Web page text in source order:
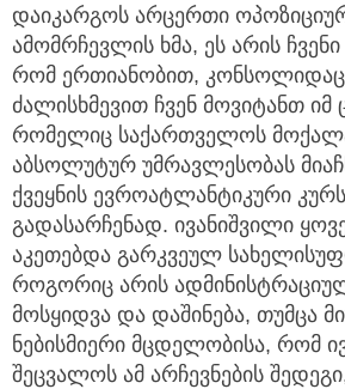
დაიკარგოს არცერთი
ამომრჩევლის ხმა, ეს არის
რომ ერთიანობით,
ძალისხმევით ჩვენ მოვიტანთ
რომელიც საქართველოს
აბსოლუტურ უმრავლესობას
ქვეყნის ევროატლანტიკური
გადასარჩენად. ივანიშვილი
აკეთებდა გარკვეულ
როგორიც არის
მოსყიდვა და დაშინება, თუმცა
ნებისმიერი მცდელობისა, რომ
შეცვალოს ამ არჩევნების